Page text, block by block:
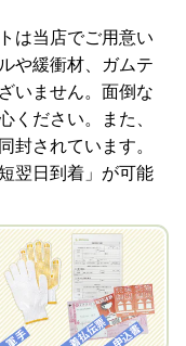
定フォームから画像
で確認し、梱包キット
包キットは送料無料
する発送ガイドの手順
査定」を友だちに
ォンなどのカメラで
の写真をトーク中に送
確認し、梱包キットを
包キットは送料無料で
は当店でご用意い
や緩衝材、ガムテ
いません。面倒な
ください。また、
封されています。
翌日到着」が可能